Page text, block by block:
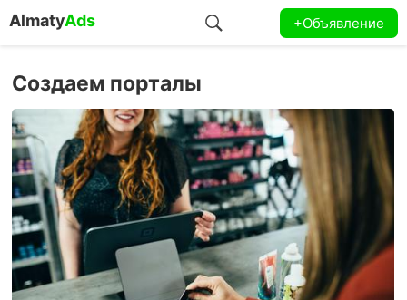
AlmatyAds +Объявление
Создаем порталы